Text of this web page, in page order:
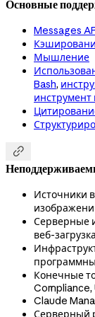
Основные
Messages
Мышление
Bash,
инструмент

Источники
Серверные
веб-
Конечные
Compliance,
Claude